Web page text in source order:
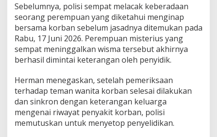
y
a
t
J
a
n
t
n
g
Sebelumnya, polisi sempat melacak keberadaan
seorang perempuan yang diketahui menginap
bersama korban sebelum jasadnya ditemukan pada
Rabu, 17 Juni 2026. Perempuan misterius yang
sempat meninggalkan wisma tersebut akhirnya
berhasil dimintai keterangan oleh penyidik.
Herman menegaskan, setelah pemeriksaan
terhadap teman wanita korban selesai dilakukan
dan sinkron dengan keterangan keluarga
mengenai riwayat penyakit korban, polisi
memutuskan untuk menyetop penyelidikan.